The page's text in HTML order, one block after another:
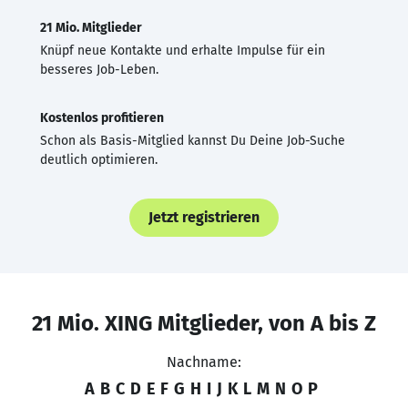
21 Mio. Mitglieder
Knüpf neue Kontakte und erhalte Impulse für ein
besseres Job-Leben.
Kostenlos profitieren
Schon als Basis-Mitglied kannst Du Deine Job-Suche
deutlich optimieren.
Jetzt registrieren
21 Mio. XING Mitglieder, von A bis Z
Nachname:
A B C D E F G H I J K L M N O P